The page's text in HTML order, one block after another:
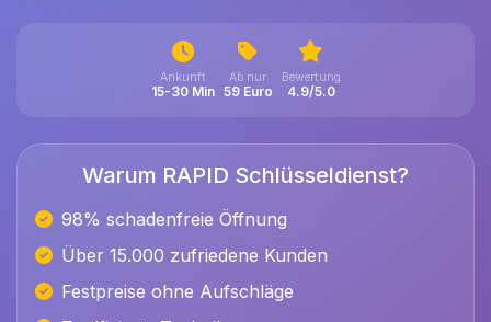
Ankunft
15-30 Min
Ab nur
59 Euro
Bewertung
4.9/5.0
Warum RAPID Schlüsseldienst?
98% schadenfreie Öffnung
Über 15.000 zufriedene Kunden
Festpreise ohne Aufschläge